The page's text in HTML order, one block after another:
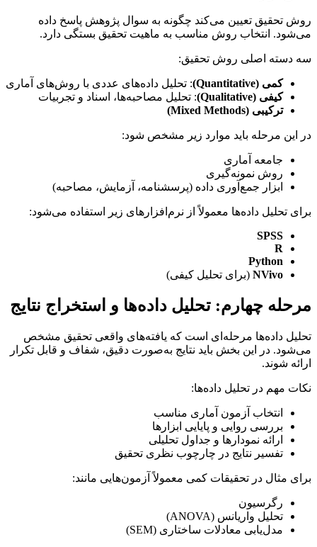
روش تحقیق تعیین می‌کند چگونه به سوال پژوهش پاسخ داده
می‌شود. انتخاب روش مناسب به ماهیت تحقیق بستگی دارد.
سه دسته اصلی روش تحقیق:
کمی (Quantitative)
: تحلیل داده‌های عددی با روش‌های آماری
کیفی (Qualitative)
: تحلیل مصاحبه‌ها، اسناد و تجربیات
ترکیبی (Mixed Methods)
در این مرحله باید موارد زیر مشخص شود:
جامعه آماری
روش نمونه‌گیری
ابزار جمع‌آوری داده (پرسشنامه، آزمایش، مصاحبه)
برای تحلیل داده‌ها معمولاً از نرم‌افزارهای زیر استفاده می‌شود:
SPSS
R
Python
NVivo (برای تحلیل کیفی)
مرحله چهارم: تحلیل داده‌ها و استخراج نتایج
تحلیل داده‌ها مرحله‌ای است که یافته‌های واقعی تحقیق مشخص
می‌شود. در این بخش باید نتایج به‌صورت دقیق، شفاف و قابل تکرار
ارائه شوند.
نکات مهم در تحلیل داده‌ها:
انتخاب آزمون آماری مناسب
بررسی روایی و پایایی ابزارها
ارائه نمودارها و جداول تحلیلی
تفسیر نتایج در چارچوب نظری تحقیق
برای مثال در تحقیقات کمی معمولاً آزمون‌هایی مانند:
رگرسیون
تحلیل واریانس (ANOVA)
مدل‌یابی معادلات ساختاری (SEM)